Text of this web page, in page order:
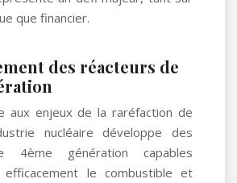
que financier.
des réacteurs de
aux enjeux de la raréfaction de
nucléaire développe des
4ème génération capables
le combustible et